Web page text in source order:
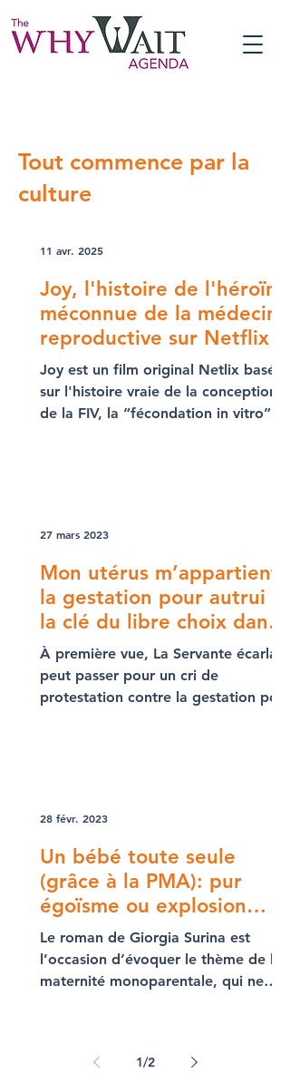
Tout commence par la
culture
Joy, l'histoire de l'héroïne
méconnue de la médecine
reproductive sur Netflix
Joy est un film original Netlix basé
sur l'histoire vraie de la conception
de la FIV, la “fécondation in vitro”.
embryologiste Jean Purdy, par
contre, est restée dans l'ombre
pendant trop longtemps. Ce film est
un hommage précieux au rôle majeur
qu'elle a joué dans cette recherche.
11 avr. 2025
Mon utérus m’appartient:
la gestation pour autrui et
la clé du libre choix dans
La Servante écarlate
À première vue, La Servante écarlate
peut passer pour un cri de
protestation contre la gestation pour
27 mars 2023
Un bébé toute seule
(grâce à la PMA): pur
égoïsme ou explosion
d’amour?
Le roman de Giorgia Surina est
l’occasion d’évoquer le thème de la
maternité monoparentale, qui ne
28 févr. 2023
1/2